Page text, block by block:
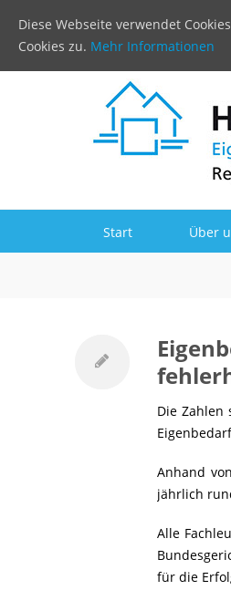
Start Über
Die Zahlen
Anhand
jährlich
Alle
für die
Diese Webseite verwendet
Cookies zu. Mehr Informationen